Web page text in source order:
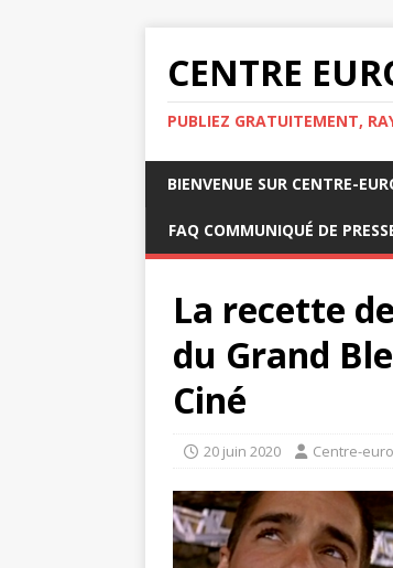
CENTRE
PUBLIEZ GRATUITEMENT,
BIENVENUE SUR CENTRE-
FAQ COMMUNIQUÉ DE
La recette
du Grand
Ciné
20 juin 2020 Centre-